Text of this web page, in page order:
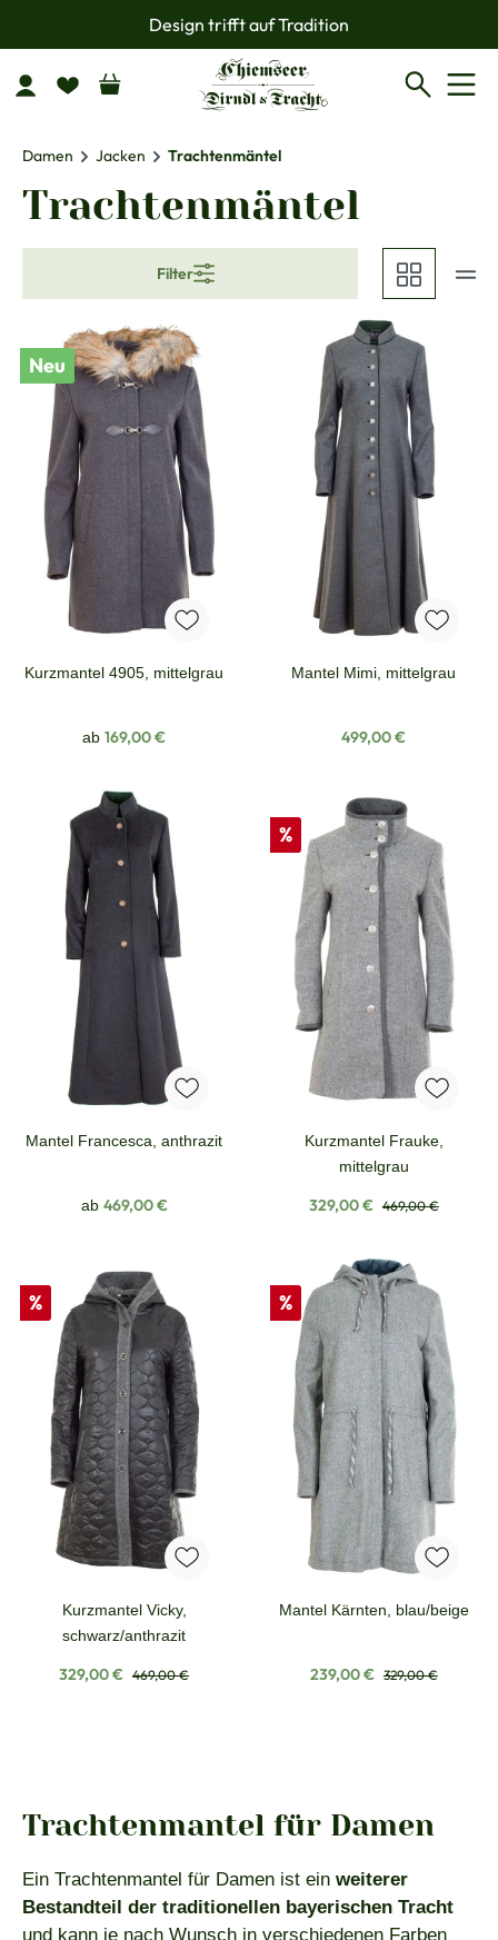
Zum Hauptinhalt springenDesign trifft auf Tradition
Damen Jacken Trachtenmäntel
Trachtenmäntel
Filter
Neu
Kurzmantel 4905, mittelgrau
Regulärer Preis:
ab 169,00 €
Mantel Mimi, mittelgrau
Regulärer Preis:
499,00 €
Mantel Francesca, anthrazit
Regulärer Preis:
ab 469,00 €
Rabatt
%
Kurzmantel Frauke,
mittelgrau
Verkaufspreis:
329,00 € Regulärer Preis:
469,00 €
Rabatt
%
Kurzmantel Vicky,
schwarz/anthrazit
Verkaufspreis:
329,00 € Regulärer Preis:
469,00 €
Rabatt
%
Mantel Kärnten, blau/beige
Verkaufspreis:
239,00 € Regulärer Preis:
329,00 €
Trachtenmantel für Damen
Ein Trachtenmantel für Damen ist ein weiterer
Bestandteil der traditionellen bayerischen Tracht
und kann je nach Wunsch in verschiedenen Farben